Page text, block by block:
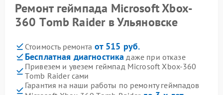
Ремонт геймпада Microsoft Xbox-
360 Тomb Raider в Ульяновске
Стоимость ремонта от 515 руб.
Бесплатная диагностика даже при отказе
Привезем и увезем геймпад Microsoft Xbox-360
Тomb Raider сами
Гарантия на наши работы по ремонту геймпадов